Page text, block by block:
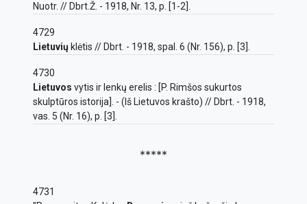
Nuotr. // Dbrt.Ž. - 1918, Nr. 13, p. [1-2].
4729
Lietuviųklėtis // Dbrt. - 1918, spal. 6 (Nr. 156), p. [3].
4730
Lietuvos vytis ir lenkų erelis : [P. Rimšos sukurtos
skulptūros istorija]. - (Iš Lietuvos krašto) // Dbrt. - 1918,
vas. 5 (Nr. 16), p. [3].
*****
4731